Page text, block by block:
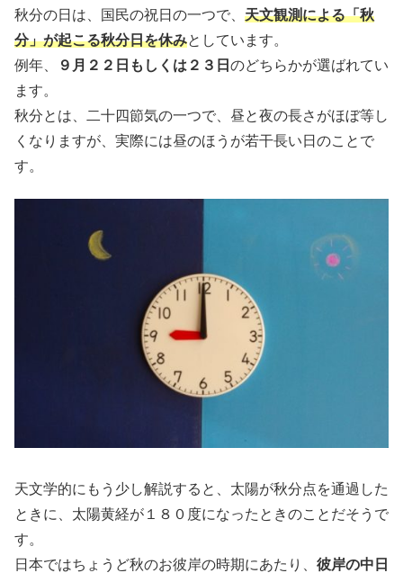
秋分の日は、国民の祝日の一つで、 天文観測による「秋
分」が起こる秋分日を休みとしています。
例年、
９月２２日もしくは２３日 のどちらかが選ばれてい
ます。
秋分とは、二十四節気の一つで、昼と夜の長さがほぼ等し
くなりますが、実際には昼のほうが若干長い日のことで
す。
天文学的にもう少し解説すると、太陽が秋分点を通過した
ときに、太陽黄経が１８０度になったときのことだそうで
す。
日本ではちょうど秋のお彼岸の時期にあたり、 彼岸の中日